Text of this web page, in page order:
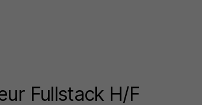
Fullstack H/F